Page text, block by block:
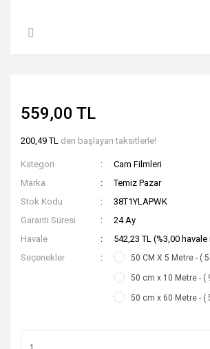
559,00 TL
200,49 TL den başlayan taksitlerle!
Kategori
Cam Filmleri
Marka
Temiz Pazar
Stok Kodu
38T1YLAPWK
Garanti Süresi
24 Ay
Havale
542,23 TL (%3,00
Seçenekler
50 CM X 5 Metre - (
50 cm x 10 Metre - (
50 cm x 60 Metre - (